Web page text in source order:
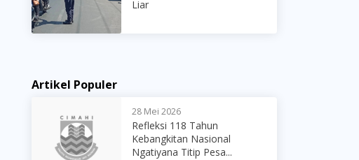
Liar
Artikel Populer
28 Mei 2026
Refleksi 118 Tahun
Kebangkitan Nasional
Ngatiyana Titip Pesa...